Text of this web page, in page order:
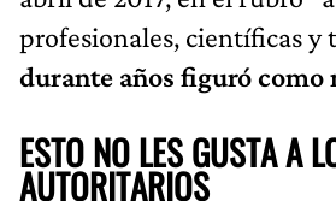
profesionales, científicas y
durante años figuró
ESTO NO LES GUSTA A
AUTORITARIOS